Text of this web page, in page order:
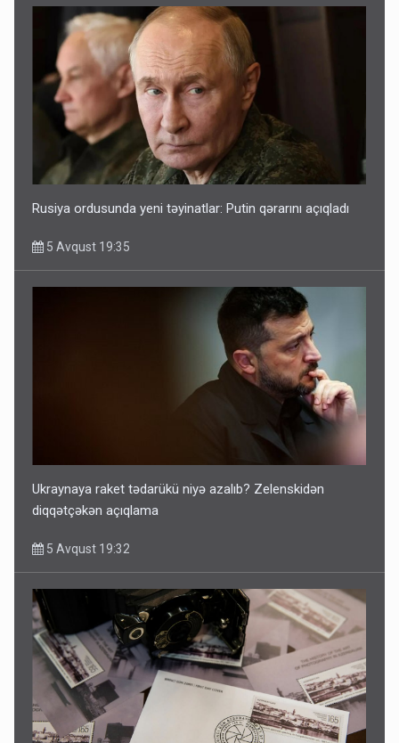
Rusiya ordusunda yeni təyinatlar: Putin qərarını açıqladı
5 Avqust 19:35
Ukraynaya raket tədarükü niyə azalıb? Zelenskidən
diqqətçəkən açıqlama
5 Avqust 19:32